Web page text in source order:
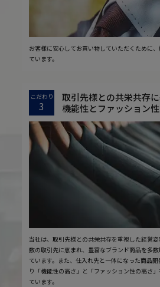
お客様に安心してお買い物していただくために
ています。
こだわり
3
取引先様との共栄共存
機能性とファッション
当社は、取引先様との共栄共存を重視した経営
数の取引先に恵まれ、豊富なブランド商品を多
ています。また、仕入れ先と一体になった商品
り「機能性の高さ」と「ファッション性の高さ
ています。